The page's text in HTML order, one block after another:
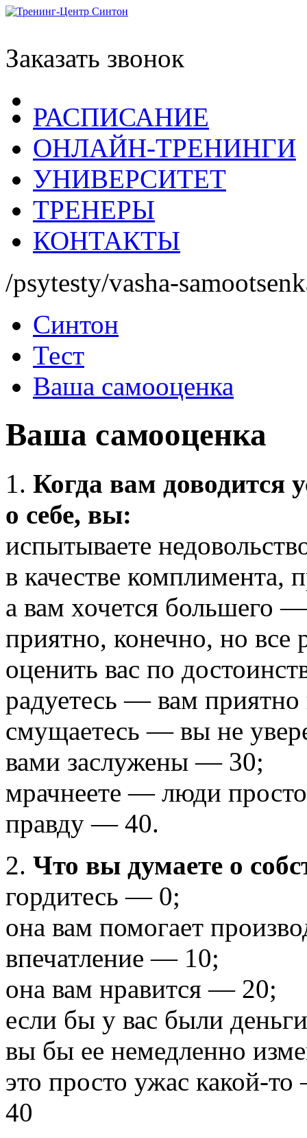
Заказать звонок
РАСПИСАНИЕ
ОНЛАЙН-ТРЕНИНГИ
УНИВЕРСИТЕТ
ТРЕНЕРЫ
КОНТАКТЫ
/psytesty/vasha-
Синтон
Тест
Ваша самооценка
Ваша самооценка
1. Когда вам доводится
о себе, вы:
испытываете
в качестве комплимента,
а вам хочется большего
приятно, конечно, но все
оценить вас по
радуетесь — вам
смущаетесь — вы не
вами заслужены — 30;
мрачнеете — люди
правду — 40.
2. Что вы думаете о
гордитесь — 0;
она вам помогает
впечатление — 10;
она вам нравится — 20;
если бы у вас были
вы бы ее немедленно
это просто ужас какой-
40